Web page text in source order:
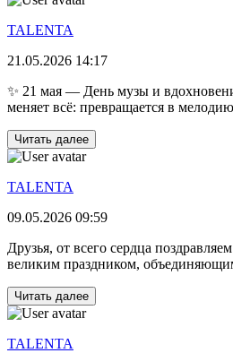
TALENTA
21.05.2026 14:17
✨ 21 мая — День музы и
меняет всё: превращается в
Читать далее
TALENTA
09.05.2026 09:59
Друзья, от всего сердца
великим праздником,
Читать далее
TALENTA